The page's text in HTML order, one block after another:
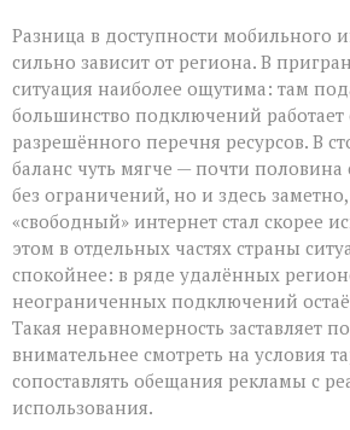
Разница в доступности мобильного
сильно зависит от региона. В
ситуация наиболее ощутима: там
большинство подключений работает
разрешённого перечня ресурсов. В
баланс чуть мягче — почти половина
без ограничений, но и здесь
«свободный» интернет стал скорее
этом в отдельных частях страны
спокойнее: в ряде удалённых
неограниченных подключений
Такая неравномерность заставляет
внимательнее смотреть на условия
сопоставлять обещания рекламы с
использования.